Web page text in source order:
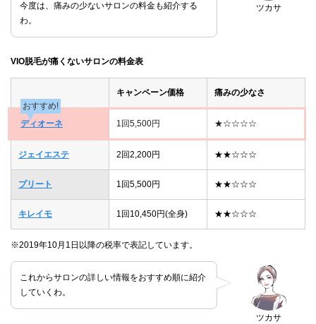
ツカサ
今度は、痛みの少ないサロンの料金も紹介する
わ。
VIO脱毛が痛くないサロンの料金表
キャンペーン価格
痛みの少なさ
おすすめ!
ディオーネ
1回5,500円 ★☆☆☆☆
ジェイエステ 2回2,200円 ★★☆☆☆
プリート 1回5,500円 ★★☆☆☆
キレイモ 1回10,450円(全身) ★★☆☆☆
※2019年10月1日以降の税率で表記しています。
ツカサ
これからサロンの詳しい情報をおすすめ順に紹介
していくわ。